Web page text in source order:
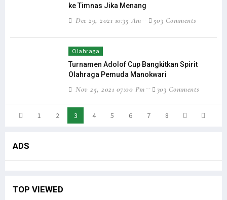
ke Timnas Jika Menang
Dec 29, 2021 10:35 Am 503 Comments
Olahraga
Turnamen Adolof Cup Bangkitkan Spirit
Olahraga Pemuda Manokwari
Nov 25, 2021 07:00 Pm 303 Comments
1 2 3 4 5 6 7 8
ADS
TOP VIEWED